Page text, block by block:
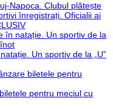
Napoca. Clubul plătește
înregistrați. Oficialii ai
în natație. Un sportiv de la
Un sportiv de la „U”
biletele pentru
pentru meciul cu